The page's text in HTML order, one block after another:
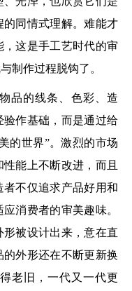
同情式理解。难能才
这是手工艺时代的审
制作过程脱钩了。
品的线条、色彩、造
作基础，而是通过给
的世界”。激烈的市场
能上不断改进，而且
不仅追求产品好用和
消费者的审美趣味。
被设计出来，意在直
外形还在不断更新换
老旧，一代又一代更